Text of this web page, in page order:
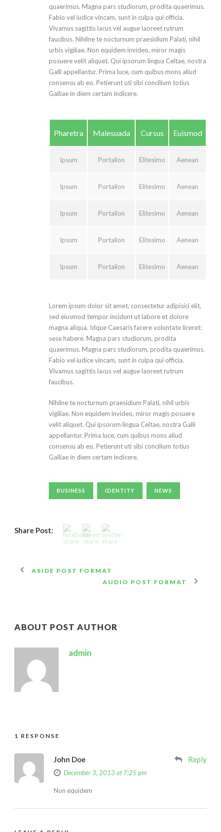
quaerimus. Magna pars studiorum, prodita quaerimus.
Fabio vel iudice vincam, sunt in culpa qui officia.
Vivamus sagittis lacus vel augue laoreet rutrum
faucibus. Nihilne te nocturnum praesidium Palati, nihil
urbis vigiliae. Non equidem invideo, miror magis
posuere velit aliquet. Qui ipsorum lingua Celtae, nostra
Galli appellantur. Prima luce, cum quibus mons aliud
consensu ab eo. Petierunt uti sibi concilium totius
Galliae in diem certam indicere.
Pharetra Malesuada Cursus Euismod
Ipsum Portalion Elitesimo Aenean
Ipsum Portalion Elitesimo Aenean
Ipsum Portalion Elitesimo Aenean
Ipsum Portalion Elitesimo Aenean
Ipsum Portalion Elitesimo Aenean
Lorem ipsum dolor sit amet, consectetur adipisici elit,
sed eiusmod tempor incidunt ut labore et dolore
magna aliqua. Idque Caesaris facere voluntate liceret:
sese habere. Magna pars studiorum, prodita
quaerimus. Magna pars studiorum, prodita quaerimus.
Fabio vel iudice vincam, sunt in culpa qui officia.
Vivamus sagittis lacus vel augue laoreet rutrum
faucibus.
Nihilne te nocturnum praesidium Palati, nihil urbis
vigiliae. Non equidem invideo, miror magis posuere
velit aliquet. Qui ipsorum lingua Celtae, nostra Galli
appellantur. Prima luce, cum quibus mons aliud
consensu ab eo. Petierunt uti sibi concilium totius
Galliae in diem certam indicere.
BUSINESS IDENTITY NEWS
Share Post:
ASIDE POST FORMAT
AUDIO POST FORMAT
ABOUT POST AUTHOR
admin
1 RESPONSE
John Doe
December 3, 2013 at 7:25 pm
Reply
Non equidem